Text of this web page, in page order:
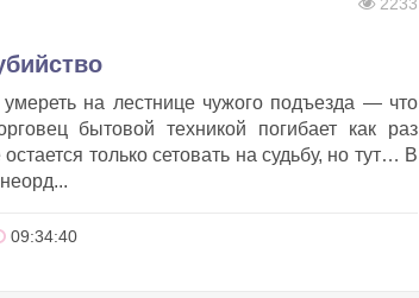
на лестнице чужого подъезда — что
бытовой техникой погибает как раз
только сетовать на судьбу, но тут… В
09:34:40